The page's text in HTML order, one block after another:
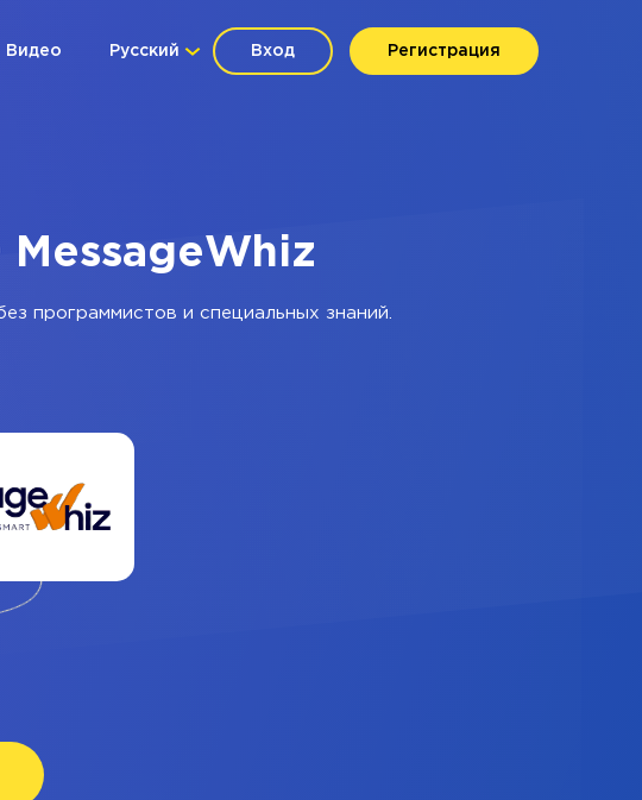
Вход Регистрация
Русский
Видео
MessageWhiz
программистов и специальных знаний.